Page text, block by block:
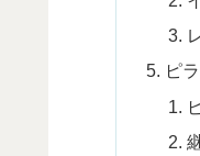
ピ